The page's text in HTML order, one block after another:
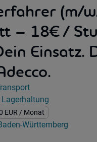
(m/
– 18€ /
Einsatz.
EUR / Monat
Württemberg